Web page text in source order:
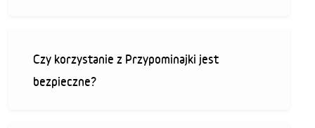
Czy korzystanie z Przypominajki jest
bezpieczne?